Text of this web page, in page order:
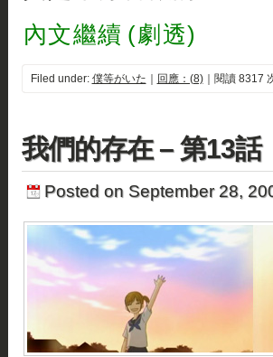
內文繼續 (劇透)
Filed under: 僕等がいた 回應：(8)｜閱讀 8317
我們的存在 – 第13話
Posted on September 28,